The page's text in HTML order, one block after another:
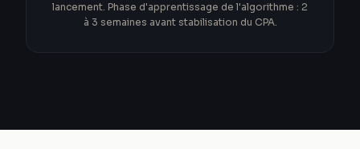
lancement. Phase d'apprentissage de l'algorithme : 2
à 3 semaines avant stabilisation du CPA.